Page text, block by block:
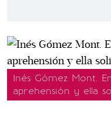
Inés Gómez Mont.
aprehensión y ella